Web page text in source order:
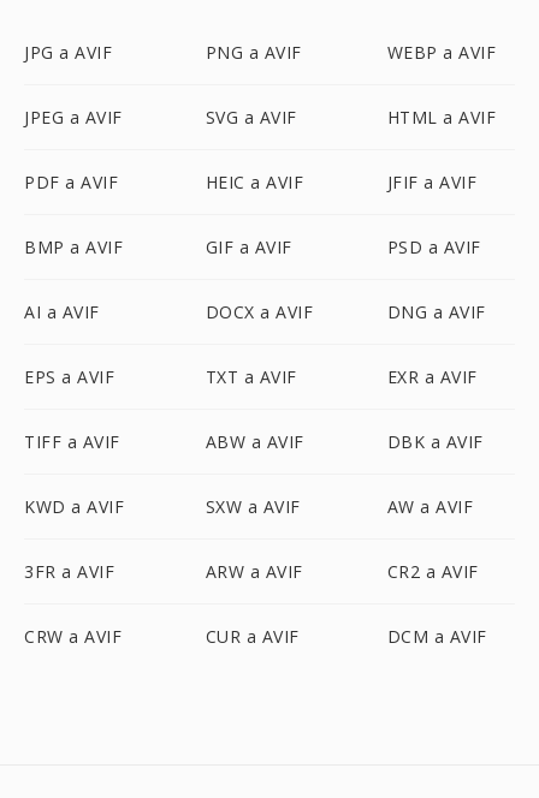
JPG a AVIF PNG a AVIF WEBP a AVIF
JPEG a AVIF SVG a AVIF HTML a AVIF
PDF a AVIF HEIC a AVIF JFIF a AVIF
BMP a AVIF GIF a AVIF PSD a AVIF
AI a AVIF DOCX a AVIF DNG a AVIF
EPS a AVIF TXT a AVIF EXR a AVIF
TIFF a AVIF ABW a AVIF DBK a AVIF
KWD a AVIF SXW a AVIF AW a AVIF
3FR a AVIF ARW a AVIF CR2 a AVIF
CRW a AVIF CUR a AVIF DCM a AVIF